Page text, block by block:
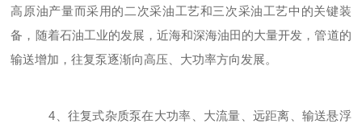
高原油产量而采用的二次采油工艺和三次采油工艺中的关键装
备，随着石油工业的发展，近海和深海油田的大量开发，管道的
输送增加，往复泵逐渐向高压、大功率方向发展。
4、往复式杂质泵在大功率、大流量、远距离、输送悬浮